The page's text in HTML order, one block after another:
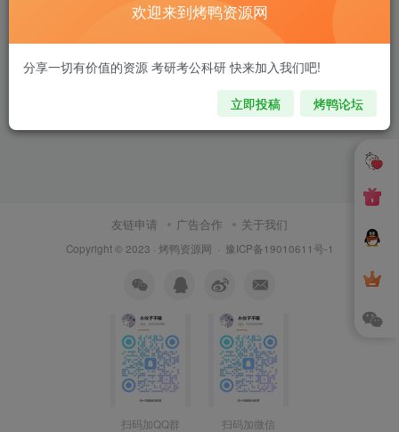
友链申请 广告合作 关于我们
Copyright © 2023 · 烤鸭资源网 · 豫ICP备19010611号-1
扫码加QQ群 扫码加微信
欢迎来到烤鸭资源网
分享一切有价值的资源 考研考公科研 快来加入我们吧!
立即投稿 烤鸭论坛